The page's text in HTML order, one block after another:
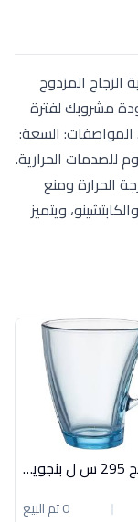
بتقنية الزجاج المزدوج
مشروبك لفترة
المواصفات: السعة:
للصدمات الحرارية.
الحرارة ومنع
ويتميز
طقم 6 مج 295 س ل بنجوين تركواز باشابتشى
0 تم البيع